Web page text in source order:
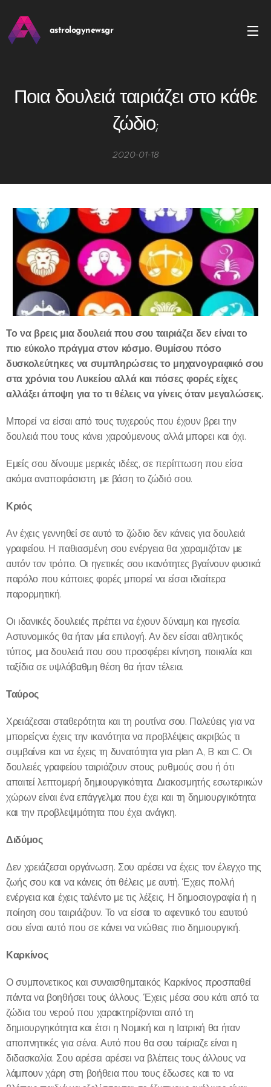
astrologynews.gr
Ποια δουλειά ταιριάζει στο κάθε
ζώδιο;
2020-01-18
Το να βρεις μια δουλειά που σου ταιριάζει δεν είναι το
πιο εύκολο πράγμα στον κόσμο. Θυμίσου πόσο
δυσκολεύτηκες να συμπληρώσεις το μηχανογραφικό σου
στα χρόνια του Λυκείου αλλά και πόσες φορές είχες
αλλάξει άποψη για το τι θέλεις να γίνεις όταν μεγαλώσεις.
Μπορεί να είσαι από τους τυχερούς που έχουν βρει την
δουλειά που τους κάνει χαρούμενους αλλά μπορει και όχι.
Εμείς σου δίνουμε μερικές ιδέες, σε περίπτωση που είσα
ακόμα αναποφάσιστη, με βάση το ζώδιό σου.
Κριός
Αν έχεις γεννηθεί σε αυτό το ζώδιο δεν κάνεις για δουλειά
γραφείου. Η παθιασμένη σου ενέργεια θα χαραμιζόταν με
αυτόν τον τρόπο. Οι ηγετικές σου ικανότητες βγαίνουν φυσικά
παρόλο που κάποιες φορές μπορεί να είσαι ιδιαίτερα
παρορμητική.
Οι ιδανικές δουλειές πρέπει να έχουν δύναμη και ηγεσία.
Αστυνομικός θα ήταν μία επιλογή. Αν δεν είσαι αθλητικός
τύπος, μια δουλειά που σου προσφέρει κίνηση, ποικιλία και
ταξίδια σε υψλόβαθμη θέση θα ήταν τέλεια.
Ταύρος
Χρειάζεσαι σταθερότητα και τη ρουτίνα σου. Παλεύεις για να
μπορείςνα έχεις την ικανότητα να προβλέψεις ακριβώς τι
συμβαίνει και να έχεις τη δυνατότητα για plan A, B και C. Οι
δουλειές γραφείου ταιριάζουν στους ρυθμούς σου ή ότι
απαιτεί λεπτομερή δημιουργικότητα. Διακοσμητής εσωτερικών
χώρων είναι ένα επάγγελμα που έχει και τη δημιουργικότητα
και την προβλεψιμότητα που έχει ανάγκη.
Διδύμος
Δεν χρειάζεσαι οργάνωση. Σου αρέσει να έχεις τον έλεγχο της
ζωής σου και να κάνεις ότι θέλεις με αυτή. Έχεις πολλή
ενέργεια και έχεις ταλέντο με τις λέξεις. Η δημοσιογραφία ή η
ποίηση σου ταιριάζουν. Το να είσαι το αφεντικό του εαυτού
σου είναι αυτό που σε κάνει να νιώθεις πιο δημιουργική.
Καρκίνος
Ο συμπονετικος και συναισθημταικός Καρκίνος προσπαθεί
πάντα να βοηθήσει τους άλλους. Έχεις μέσα σου κάτι από τα
ζώδια του νερού που χαρακτηρίζονται από τη
δημιουργηκότητα και έτσι η Νομική και η Ιατρική θα ήταν
αποπνητικές για σένα. Αυτό που θα σου ταίριαζε είναι η
διδασκαλία. Σου αρέσει αρέσει να βλέπεις τους άλλους να
λάμπουν χάρη στη βοήθεια που τους έδωσες και το να